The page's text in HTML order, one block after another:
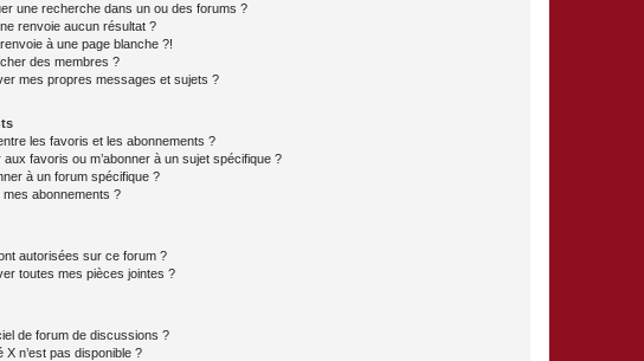
une recherche dans un ou des forums ?
renvoie aucun résultat ?
à une page blanche ?!
des membres ?
mes propres messages et sujets ?
les favoris et les abonnements ?
favoris ou m’abonner à un sujet spécifique ?
à un forum spécifique ?
abonnements ?
autorisées sur ce forum ?
toutes mes pièces jointes ?
de forum de discussions ?
X n’est pas disponible ?